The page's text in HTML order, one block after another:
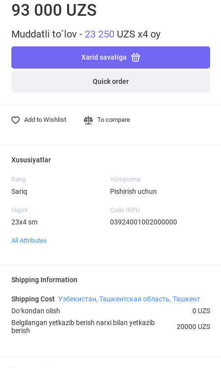
93 000 UZS
Muddatli to`lov - 23 250 UZS x4 oy
Xarid savatiga
Quick order
Add to Wishlist To compare
Xususiyatlar
Rang
Sariq
Yo'riqnoma
Pishirish uchun
Hajmi
23х4 sm
Code IKPU
03924001002000000
All Attributes
Shipping Information
Shipping Cost Узбекистан, Ташкентская область, Ташкент
Doʻkondan olish
0 UZS
Belgilangan yetkazib berish narxi bilan yetkazib
berish
20000 UZS